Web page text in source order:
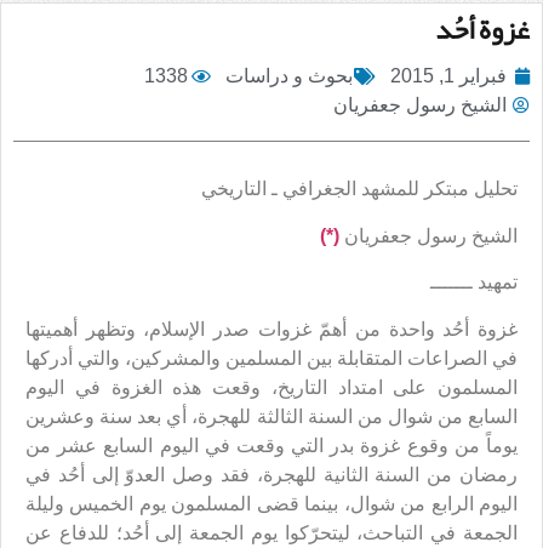
غزوة أحُد
فبراير 1, 2015 بحوث و دراسات
1338
الشيخ رسول جعفريان
تحليل مبتكر للمشهد الجغرافي ـ التاريخي
الشيخ رسول جعفريان (*)
تمهيد ـــــــ
غزوة أحُد واحدة من أهمّ غزوات صدر الإسلام، وتظهر أهميتها
في الصراعات المتقابلة بين المسلمين والمشركين، والتي أدركها
المسلمون على امتداد التاريخ، وقعت هذه الغزوة في اليوم
السابع من شوال من السنة الثالثة للهجرة، أي بعد سنة وعشرين
يوماً من وقوع غزوة بدر التي وقعت في اليوم السابع عشر من
رمضان من السنة الثانية للهجرة، فقد وصل العدوّ إلى أحُد في
اليوم الرابع من شوال، بينما قضى المسلمون يوم الخميس وليلة
الجمعة في التباحث، ليتحرّكوا يوم الجمعة إلى أحُد؛ للدفاع عن